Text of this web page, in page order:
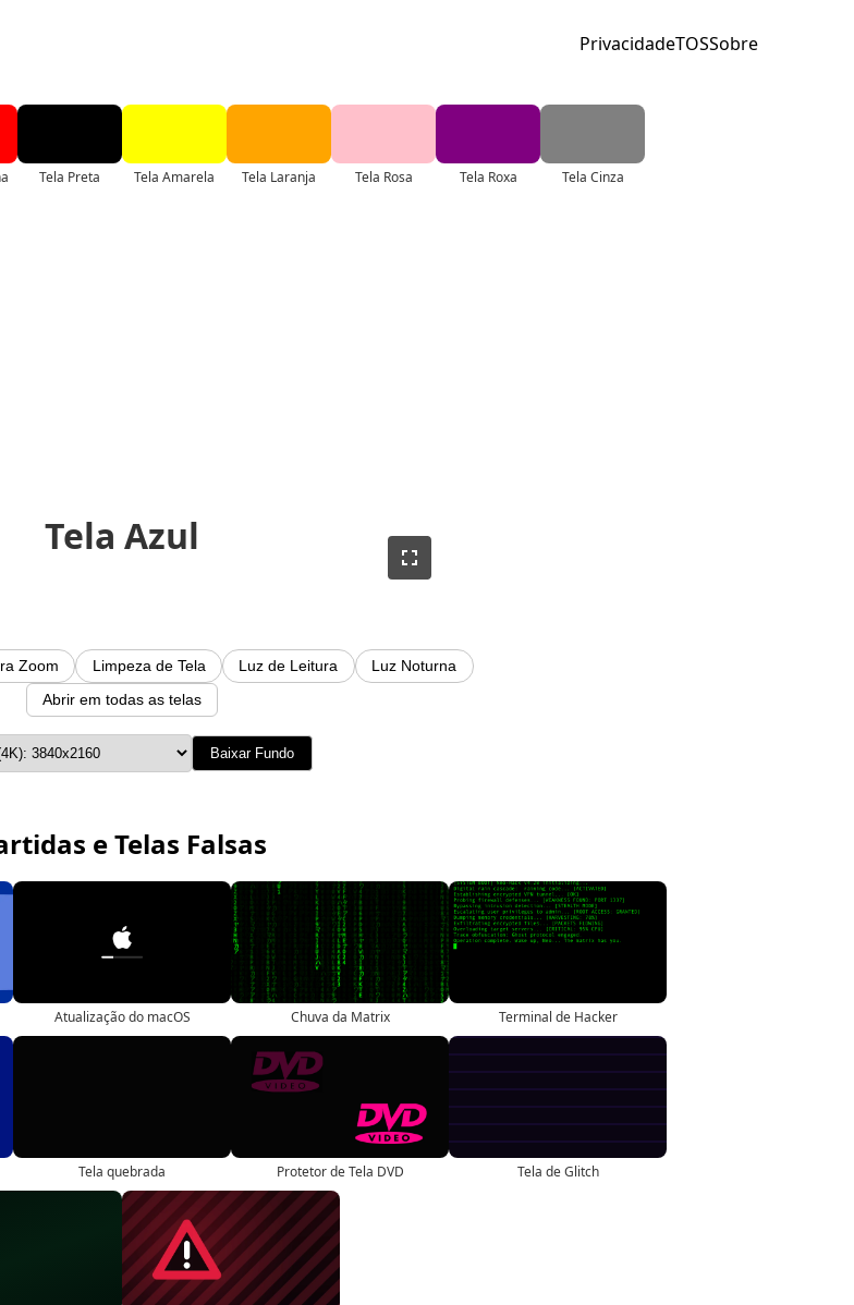
PrivacidadeTOSSobre
Tela Preta Tela Amarela Tela Laranja Tela Rosa Tela Roxa Tela Cinza
Tela Azul
Zoom Limpeza de Tela Luz de Leitura
Luz Noturna
Abrir em todas as telas
Baixar Fundo
e Telas Falsas
Atualização do macOS Chuva da Matrix Terminal de Hacker
Tela quebrada Protetor de Tela DVD Tela de Glitch